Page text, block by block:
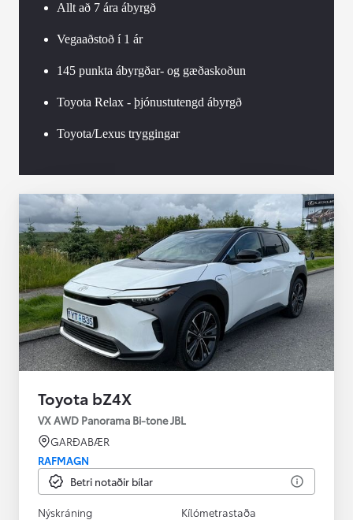
Allt að 7 ára ábyrgð
Vegaaðstoð í 1 ár
145 punkta ábyrgðar- og gæðaskoðun
Toyota Relax - þjónustutengd ábyrgð
Toyota/Lexus tryggingar
Toyota bZ4X
VX AWD Panorama Bi-tone JBL
GARÐABÆR
RAFMAGN
Betri notaðir bílar
Nýskráning
Kílómetrastaða